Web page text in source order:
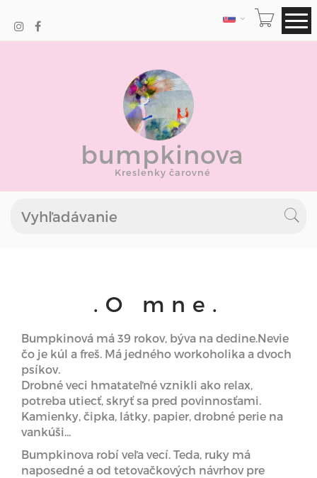
JAZYK
bumpkinova
Kreslenky čarovné
.O mne.
Bumpkinová má 39 rokov, býva na dedine.Nevie
čo je kúl a freš. Má jedného workoholika a dvoch
psíkov.
Drobné veci hmatateľné vznikli ako relax,
potreba utiecť, skryť sa pred povinnosťami.
Kamienky, čipka, látky, papier, drobné perie na
vankúši...
Bumpkinova robí veľa vecí. Teda, ruky má
naposedné a od tetovačkových návrhov pre